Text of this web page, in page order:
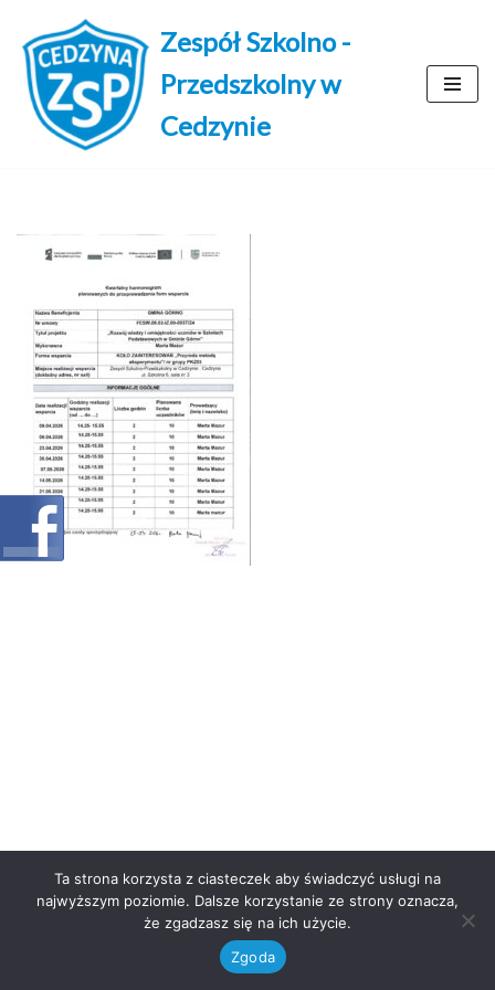
Przejdź
do
treści
Zespół Szkolno -
Przedszkolny w
Cedzynie
| Powered byWordPress
Ta strona korzysta z ciasteczek aby świadczyć usługi na
najwyższym poziomie. Dalsze korzystanie ze strony oznacza,
że zgadzasz się na ich użycie.
Zgoda